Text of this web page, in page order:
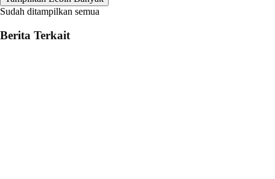
Sudah ditampilkan semua
Berita Terkait